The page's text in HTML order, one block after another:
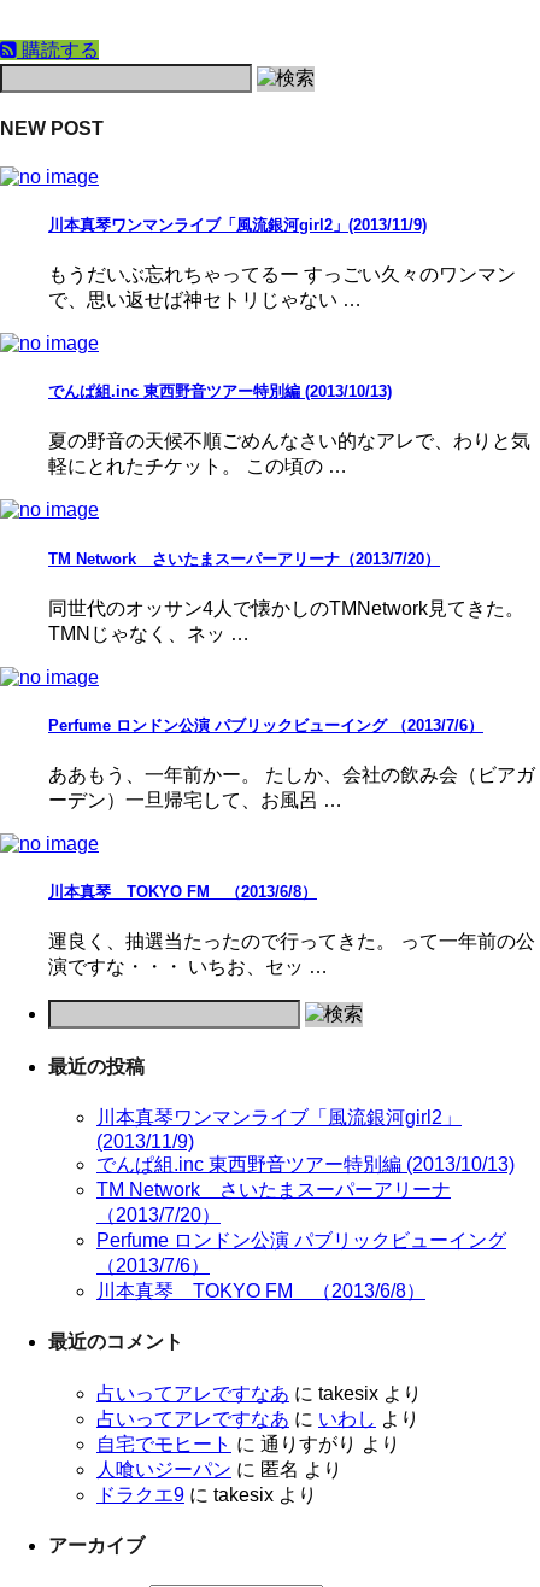
購読する
NEW POST
川本真琴ワンマンライブ「風流銀河girl2」(2013/11/9)
もうだいぶ忘れちゃってるー すっごい久々のワンマン
で、思い返せば神セトリじゃない …
でんぱ組.inc 東西野音ツアー特別編 (2013/10/13)
夏の野音の天候不順ごめんなさい的なアレで、わりと気
軽にとれたチケット。 この頃の …
TM Network さいたまスーパーアリーナ（2013/7/20）
同世代のオッサン4人で懐かしのTMNetwork見てきた。
TMNじゃなく、ネッ …
Perfume ロンドン公演 パブリックビューイング （2013/7/6）
ああもう、一年前かー。 たしか、会社の飲み会（ビアガ
ーデン）一旦帰宅して、お風呂 …
川本真琴 TOKYO FM （2013/6/8）
運良く、抽選当たったので行ってきた。 って一年前の公
演ですな・・・ いちお、セッ …
最近の投稿
川本真琴ワンマンライブ「風流銀河girl2」
(2013/11/9)
でんぱ組.inc 東西野音ツアー特別編 (2013/10/13)
TM Network さいたまスーパーアリーナ
（2013/7/20）
Perfume ロンドン公演 パブリックビューイング
（2013/7/6）
川本真琴 TOKYO FM （2013/6/8）
最近のコメント
占いってアレですなあ に takesix より
占いってアレですなあ に いわし より
自宅でモヒート に 通りすがり より
人喰いジーパン に 匿名 より
ドラクエ9 に takesix より
アーカイブ